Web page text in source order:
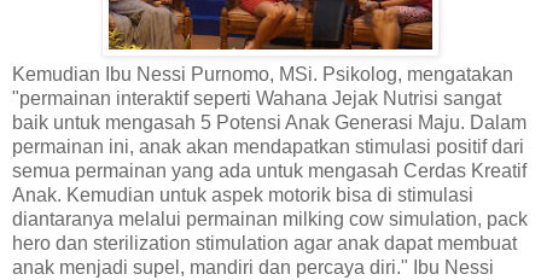
Kemudian Ibu Nessi Purnomo, MSi. Psikolog, mengatakan
"permainan interaktif seperti Wahana Jejak Nutrisi sangat
baik untuk mengasah 5 Potensi Anak Generasi Maju. Dalam
permainan ini, anak akan mendapatkan stimulasi positif dari
semua permainan yang ada untuk mengasah Cerdas Kreatif
Anak. Kemudian untuk aspek motorik bisa di stimulasi
diantaranya melalui permainan milking cow simulation, pack
hero dan sterilization stimulation agar anak dapat membuat
anak menjadi supel, mandiri dan percaya diri." Ibu Nessi